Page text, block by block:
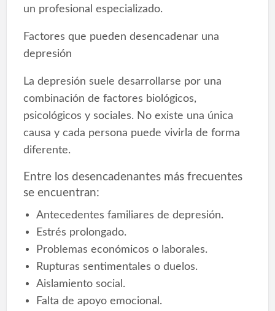
un profesional especializado.
Factores que pueden desencadenar una
depresión
La depresión suele desarrollarse por una
combinación de factores biológicos,
psicológicos y sociales. No existe una única
causa y cada persona puede vivirla de forma
diferente.
Entre los desencadenantes más frecuentes
se encuentran:
Antecedentes familiares de depresión.
Estrés prolongado.
Problemas económicos o laborales.
Rupturas sentimentales o duelos.
Aislamiento social.
Falta de apoyo emocional.